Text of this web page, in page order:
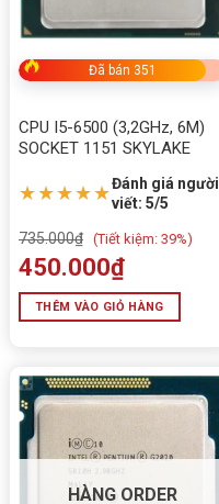
Đã bán 351
CPU I5-6500 (3,2GHz, 6M)
SOCKET 1151 SKYLAKE
★★★★★Đánh giá người
viết: 5/5
735.000₫ (Tiết kiệm: 39%)
450.000₫
THÊM VÀO GIỎ HÀNG
HÀNG ORDER